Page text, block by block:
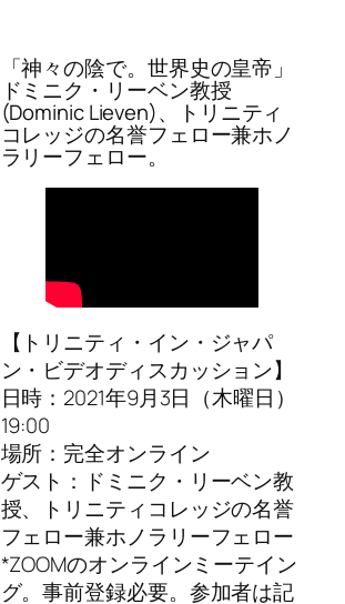
「神々の陰で。世界史の皇帝」
ドミニク・リーベン教授
(Dominic Lieven)、トリニティ
コレッジの名誉フェロー兼ホノ
ラリーフェロー。
【トリニティ・イン・ジャパ
ン・ビデオディスカッション】
日時：2021年9月3日（木曜日）
19:00
場所：完全オンライン
ゲスト：ドミニク・リーベン教
授、トリニティコレッジの名誉
フェロー兼ホノラリーフェロー
*ZOOMのオンラインミーテイン
グ。事前登録必要。参加者は記